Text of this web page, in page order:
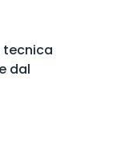
tecnica
dal